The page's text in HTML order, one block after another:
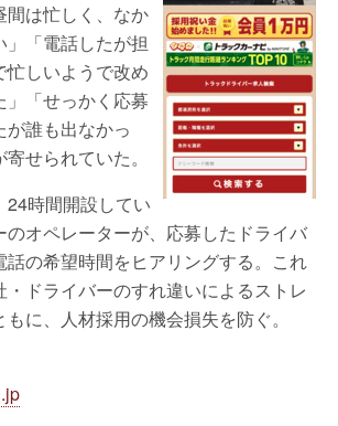
間は忙しく、なか
「電話したが担
忙しいようで改め
」「せっかく応募
が誰も出なかっ
せられていた。
24時間開設してい
のオペレーターが、応募したドライバ
話の希望時間をヒアリングする。これ
・ドライバーのすれ違いによるストレ
に、人材採用の機会損失を防ぐ。